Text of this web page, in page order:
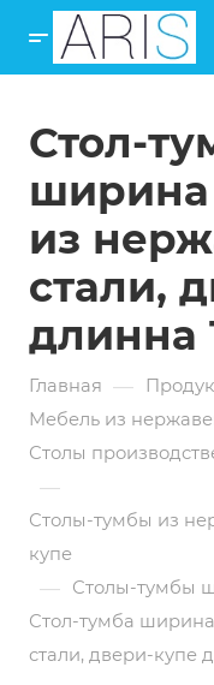
Стол-
из
стали,
длинна
Главная —
Мебель из
Столы
—
Столы-тумбы из
купе
— Столы-тумбы
Стол-тумба
стали, двери-купе